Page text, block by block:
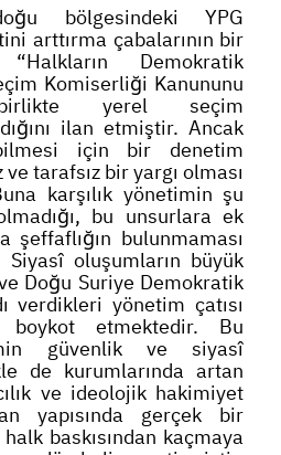
bölgesindeki YPG
arttırma çabalarının bir
Demokratik
Komiserliği Kanununu
birlikte yerel seçim
ilan etmiştir. Ancak
için bir denetim
tarafsız bir yargı olması
karşılık yönetimin şu
bu unsurlara ek
şeffaflığın bulunmaması
Siyasî oluşumların büyük
Doğu Suriye Demokratik
verdikleri yönetim çatısı
boykot etmektedir. Bu
güvenlik ve siyasî
de kurumlarında artan
ve ideolojik hakimiyet
yapısında gerçek bir
baskısından kaçmaya